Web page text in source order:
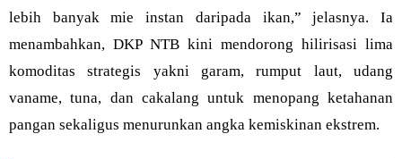
lebih banyak mie instan daripada ikan,” jelasnya. Ia
menambahkan, DKP NTB kini mendorong hilirisasi lima
komoditas strategis yakni garam, rumput laut, udang
vaname, tuna, dan cakalang untuk menopang ketahanan
pangan sekaligus menurunkan angka kemiskinan ekstrem.